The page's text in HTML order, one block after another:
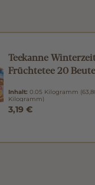
Teekanne
Früchtetee 20
Inhalt: 0.05 Kilogramm
Kilogramm)
3,19 €